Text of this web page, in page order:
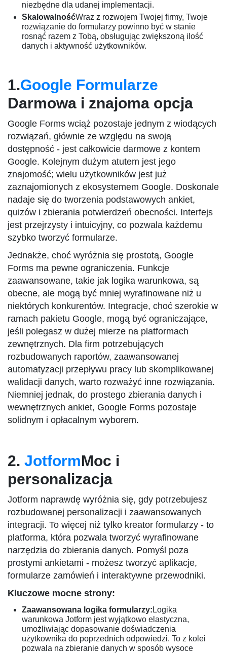
niezbędne dla udanej implementacji.
SkalowalnośćWraz z rozwojem Twojej firmy, Twoje
rozwiązanie do formularzy powinno być w stanie
rosnąć razem z Tobą, obsługując zwiększoną ilość
danych i aktywność użytkowników.
1.Google Formularze
Darmowa i znajoma opcja
Google Forms wciąż pozostaje jednym z wiodących
rozwiązań, głównie ze względu na swoją
dostępność - jest całkowicie darmowe z kontem
Google. Kolejnym dużym atutem jest jego
znajomość; wielu użytkowników jest już
zaznajomionych z ekosystemem Google. Doskonale
nadaje się do tworzenia podstawowych ankiet,
quizów i zbierania potwierdzeń obecności. Interfejs
jest przejrzysty i intuicyjny, co pozwala każdemu
szybko tworzyć formularze.
Jednakże, choć wyróżnia się prostotą, Google
Forms ma pewne ograniczenia. Funkcje
zaawansowane, takie jak logika warunkowa, są
obecne, ale mogą być mniej wyrafinowane niż u
niektórych konkurentów. Integracje, choć szerokie w
ramach pakietu Google, mogą być ograniczające,
jeśli polegasz w dużej mierze na platformach
zewnętrznych. Dla firm potrzebujących
rozbudowanych raportów, zaawansowanej
automatyzacji przepływu pracy lub skomplikowanej
walidacji danych, warto rozważyć inne rozwiązania.
Niemniej jednak, do prostego zbierania danych i
wewnętrznych ankiet, Google Forms pozostaje
solidnym i opłacalnym wyborem.
2. JotformMoc i
personalizacja
Jotform naprawdę wyróżnia się, gdy potrzebujesz
rozbudowanej personalizacji i zaawansowanych
integracji. To więcej niż tylko kreator formularzy - to
platforma, która pozwala tworzyć wyrafinowane
narzędzia do zbierania danych. Pomyśl poza
prostymi ankietami - możesz tworzyć aplikacje,
formularze zamówień i interaktywne przewodniki.
Kluczowe mocne strony:
Zaawansowana logika formularzy: Logika
warunkowa Jotform jest wyjątkowo elastyczna,
umożliwiając dopasowanie doświadczenia
użytkownika do poprzednich odpowiedzi. To z kolei
pozwala na zbieranie danych w sposób wysoce